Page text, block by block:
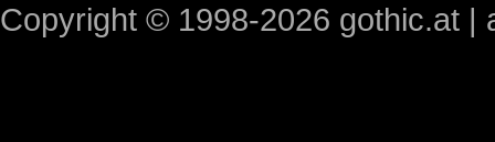
Copyright © 1998-2026 gothic.at |